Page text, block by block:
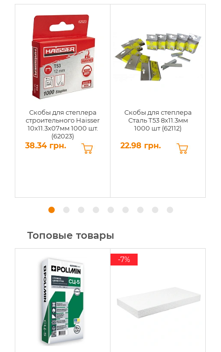
Скобы для степлера
строительного Haisser
10х11.3х07мм 1000 шт.
(62023)
38.34 грн.
Скобы для степлера
Сталь Т53 8х11.3мм
1000 шт (62112)
22.98 грн.
Топовые товары
-7%